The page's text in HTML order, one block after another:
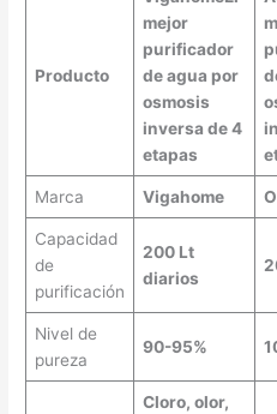
Producto
mejor
purificador
de agua por
osmosis
inversa de 4
etapas
Marca Vigahome
Capacidad
de
purificación
200 Lt
diarios
Nivel de
pureza
90-95%
Cloro, olor,